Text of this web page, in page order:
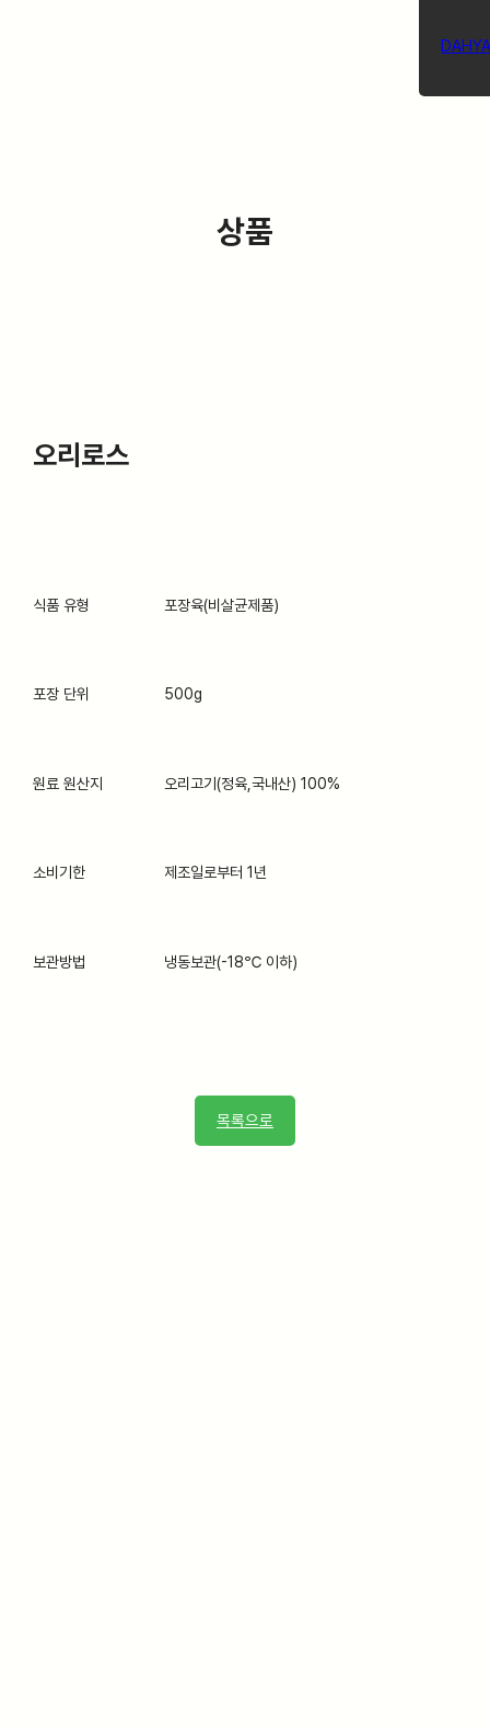
상품
오리로스
식품 유형 포장육(비살균제품)
포장 단위 500g
원료 원산지 오리고기(정육,국내산) 100%
소비기한 제조일로부터 1년
보관방법 냉동보관(-18℃ 이하)
목록으로